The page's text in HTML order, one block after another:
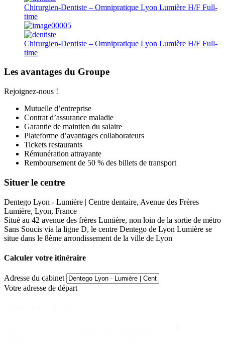
Chirurgien-Dentiste – Omnipratique Lyon Lumière H/F Full-
time
Chirurgien-Dentiste – Omnipratique Lyon Lumière H/F Full-
time
Les avantages du Groupe
Rejoignez-nous !
Mutuelle d’entreprise
Contrat d’assurance maladie
Garantie de maintien du salaire
Plateforme d’avantages collaborateurs
Tickets restaurants
Rémunération attrayante
Remboursement de 50 % des billets de transport
Situer le centre
Dentego Lyon - Lumière | Centre dentaire, Avenue des Frères
Lumière, Lyon, France
Situé au 42 avenue des frères Lumière, non loin de la sortie de métro
Sans Soucis via la ligne D, le centre Dentego de Lyon Lumière se
situe dans le 8ème arrondissement de la ville de Lyon
Calculer votre itinéraire
Adresse du cabinet
Votre adresse de départ